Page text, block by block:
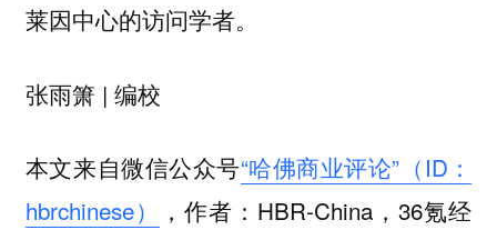
莱因中心的访问学者。
张雨箫 | 编校
本文来自微信公众号“哈佛商业评论”（ID：
hbrchinese）
，作者：HBR-China，36氪经